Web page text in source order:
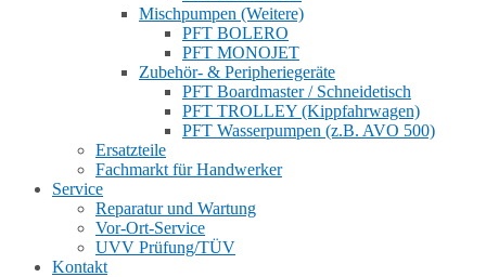
Mischpumpen (Weitere)
PFT BOLERO
PFT MONOJET
Zubehör- & Peripheriegeräte
PFT Boardmaster / Schneidetisch
PFT TROLLEY (Kippfahrwagen)
PFT Wasserpumpen (z.B. AVO 500)
Ersatzteile
Fachmarkt für Handwerker
Service
Reparatur und Wartung
Vor-Ort-Service
UVV Prüfung/TÜV
Kontakt